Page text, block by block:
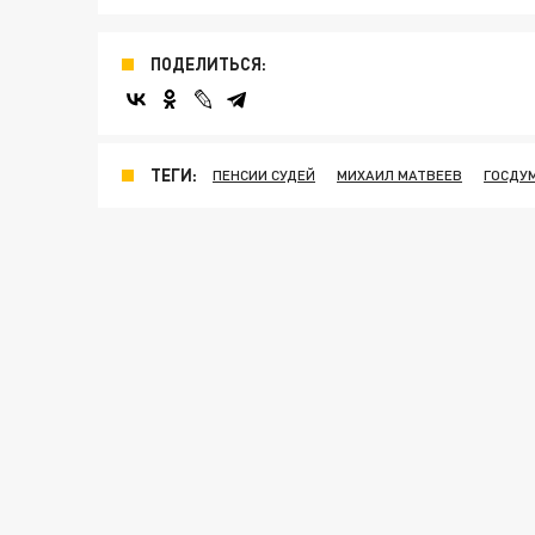
ПОДЕЛИТЬСЯ:
ТЕГИ: ПЕНСИИ СУДЕЙ МИХАИЛ МАТВЕЕВ